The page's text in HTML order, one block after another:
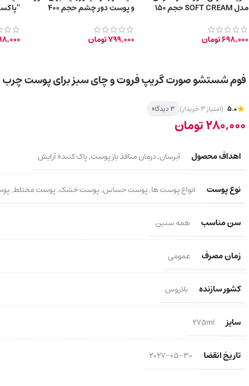
مدل SOFT CREAM حجم 150
698,000تومان
و پوست دور چشم حجم 400
799,000تومان
فوم شستشو صورت گریپ فروت و چای سبز برای پوست چرب 275ml
5.0 (امتیاز 3 خریدار) 3 دیدگاه
280,000تومان
اهداف محصول آبرسان,درمان منافذ باز پوست,پاک کننده آرایش
نوع پوست انواع پوست ها,پوست حساس,پوست خشک,پوست مختلط,
سن مناسب همه سنین
زمان مصرف عمومی
کشور سازنده بلاروس
سایز 275ml
تاریخ انقضا 2027-05-30